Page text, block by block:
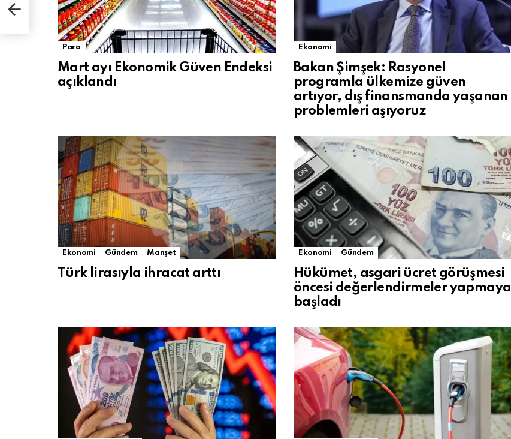
Para
Mart ayı Ekonomik Güven Endeksi
açıklandı
Ekonomi
Bakan Şimşek: Rasyonel
programla ülkemize güven
artıyor, dış finansmanda yaşanan
problemleri aşıyoruz
Ekonomi Gündem Manşet
Türk lirasıyla ihracat arttı
Ekonomi Gündem
Hükümet, asgari ücret görüşmesi
öncesi değerlendirmeler yapmaya
başladı